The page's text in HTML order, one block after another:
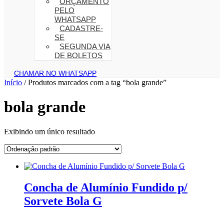
PELO
WHATSAPP
CADASTRE-
SE
SEGUNDA VIA
DE BOLETOS
CHAMAR NO WHATSAPP
Início / Produtos marcados com a tag “bola grande”
bola grande
Exibindo um único resultado
Concha de Alumínio Fundido p/
Sorvete Bola G